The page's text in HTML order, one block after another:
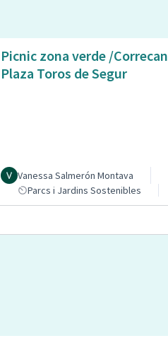
Picnic zona verde /Correcan
Plaza Toros de Segur
Vanessa Salmerón Montava
Parcs i Jardins Sostenibles